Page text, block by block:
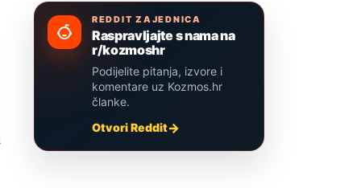
REDDIT ZAJEDNICA
Raspravljajte s nama na
r/kozmoshr
Podijelite pitanja, izvore i
komentare uz Kozmos.hr
članke.
Otvori Reddit